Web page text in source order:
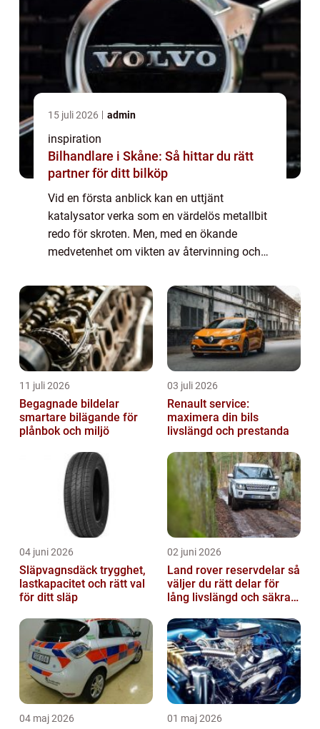
15 juli 2026 admin
inspiration
Bilhandlare i Skåne: Så hittar du rätt
partner för ditt bilköp
Vid en första anblick kan en uttjänt
katalysator verka som en värdelös metallbit
redo för skroten. Men, med en ökande
medvetenhet om vikten av återvinning och
o...
11 juli 2026
Begagnade bildelar
smartare bilägande för
plånbok och miljö
03 juli 2026
Renault service:
maximera din bils
livslängd och prestanda
04 juni 2026
Släpvagnsdäck trygghet,
lastkapacitet och rätt val
för ditt släp
02 juni 2026
Land rover reservdelar så
väljer du rätt delar för
lång livslängd och säkra
04 maj 2026 01 maj 2026